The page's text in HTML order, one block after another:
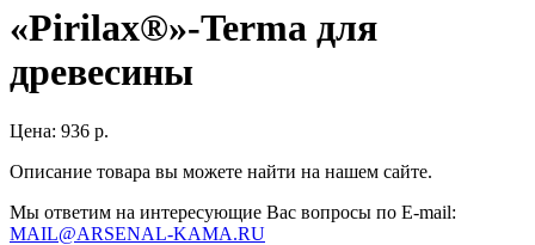
«Pirilax®»-Terma для
древесины
Цена: 936 р.
Описание товара вы можете найти на нашем сайте.
Мы ответим на интересующие Вас вопросы по E-mail:
MAIL@ARSENAL-KAMA.RU